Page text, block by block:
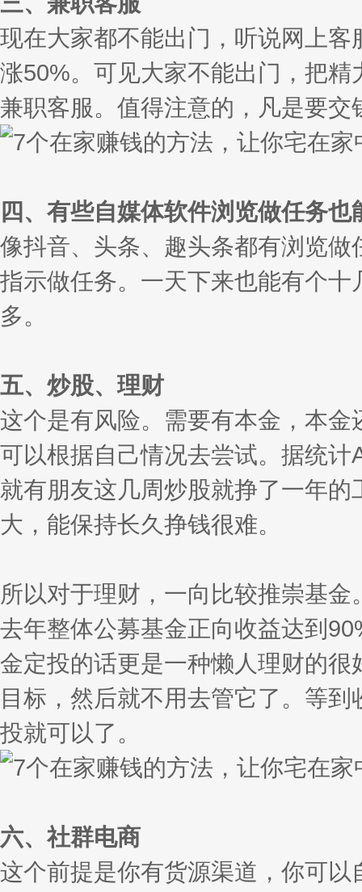
现在大家都不能出门，听说网上
涨50%。可见大家不能出门，把
兼职客服。值得注意的，凡是要交
四、有些自媒体软件浏览做任务也
像抖音、头条、趣头条都有浏览
指示做任务。一天下来也能有个
多。
五、炒股、理财
这个是有风险。需要有本金，本
可以根据自己情况去尝试。据统
就有朋友这几周炒股就挣了一年
大，能保持长久挣钱很难。
所以对于理财，一向比较推崇基
去年整体公募基金正向收益达到
金定投的话更是一种懒人理财的
目标，然后就不用去管它了。等
投就可以了。
六、社群电商
这个前提是你有货源渠道，你可